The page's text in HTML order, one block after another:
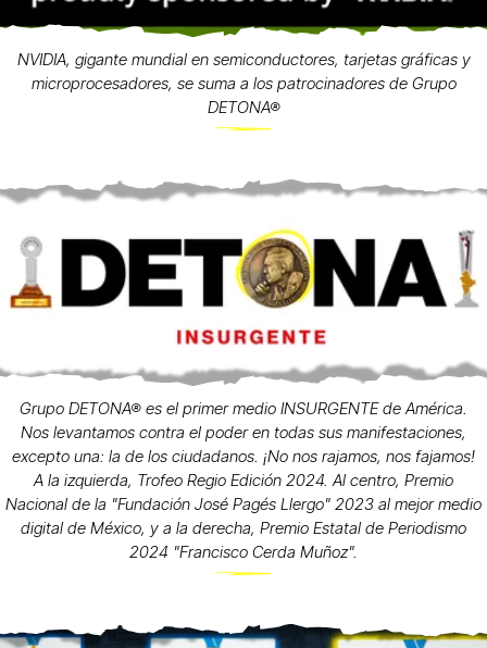
NVIDIA, gigante mundial en semiconductores, tarjetas gráficas y
microprocesadores, se suma a los patrocinadores de Grupo
DETONA®
Grupo DETONA® es el primer medio INSURGENTE de América.
Nos levantamos contra el poder en todas sus manifestaciones,
excepto una: la de los ciudadanos. ¡No nos rajamos, nos fajamos!
A la izquierda, Trofeo Regio Edición 2024. Al centro, Premio
Nacional de la "Fundación José Pagés Llergo" 2023 al mejor medio
digital de México, y a la derecha, Premio Estatal de Periodismo
2024 "Francisco Cerda Muñoz".